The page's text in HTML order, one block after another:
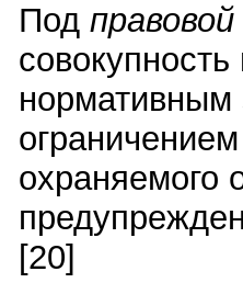
Под
охраняемого
[20]